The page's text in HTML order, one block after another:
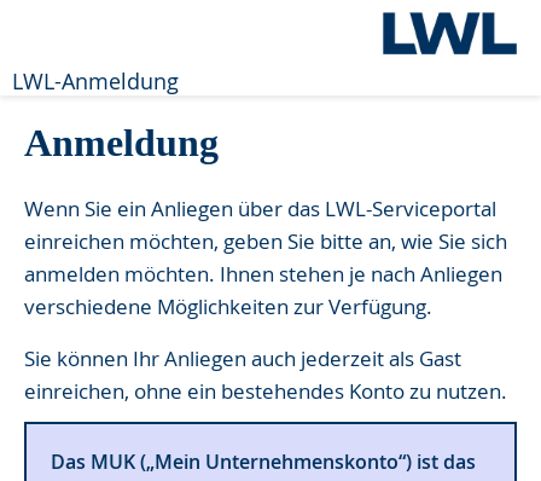
LWL-Anmeldung
Anmeldung
Wenn Sie ein Anliegen über das LWL-Serviceportal
einreichen möchten, geben Sie bitte an, wie Sie sich
anmelden möchten. Ihnen stehen je nach Anliegen
verschiedene Möglichkeiten zur Verfügung.
Sie können Ihr Anliegen auch jederzeit als Gast
einreichen, ohne ein bestehendes Konto zu nutzen.
Das MUK („Mein Unternehmenskonto“) ist das